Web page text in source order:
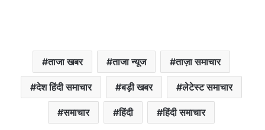
ताजा खबर ताजा न्यूज ताज़ा समाचार
देश हिंदी समाचार बड़ी खबर लेटेस्ट समाचार
समाचार हिंदी हिंदी समाचार